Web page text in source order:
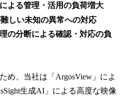
る管理・活用の負荷増大
い未知の異常への対応
分断による確認・対応の負
め、当社は「ArgosView」によ
生成AI」による高度な映像